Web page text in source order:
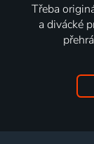
Třeba
a divácké